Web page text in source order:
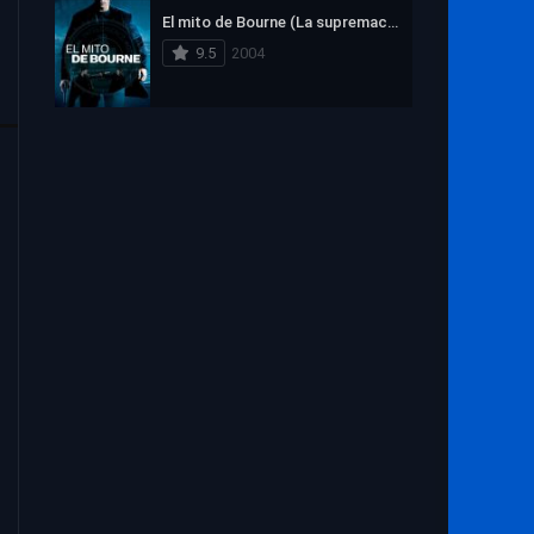
1969 1968
1966
El mito de Bourne (La supremacía Bourne)
9.5
2004